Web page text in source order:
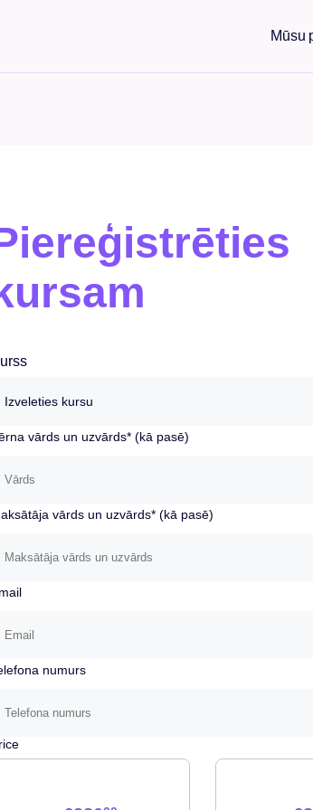
Mūsu
kursam
vārds un uzvārds* (kā pasē)
vārds un uzvārds* (kā pasē)
numurs